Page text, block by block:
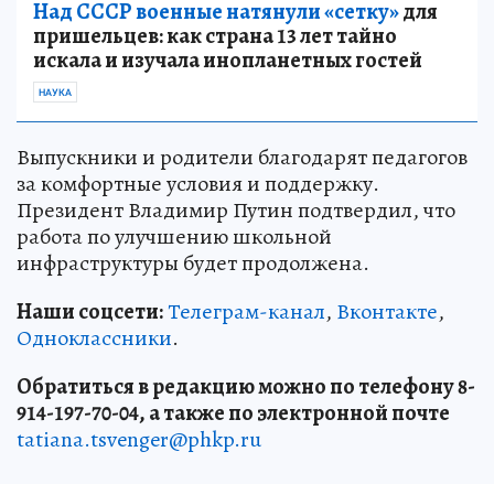
Над СССР военные натянули «сетку»для
пришельцев: как страна 13 лет тайно
искала и изучала инопланетных гостей
НАУКА
Выпускники и родители благодарят педагогов
за комфортные условия и поддержку.
Президент Владимир Путин подтвердил, что
работа по улучшению школьной
инфраструктуры будет продолжена.
Наши соцсети:Телеграм-канал, Вконтакте,
Одноклассники.
Обратиться в редакцию можно по телефону 8-
914-197-70-04, а также по электронной почте
tatiana.tsvenger@phkp.ru